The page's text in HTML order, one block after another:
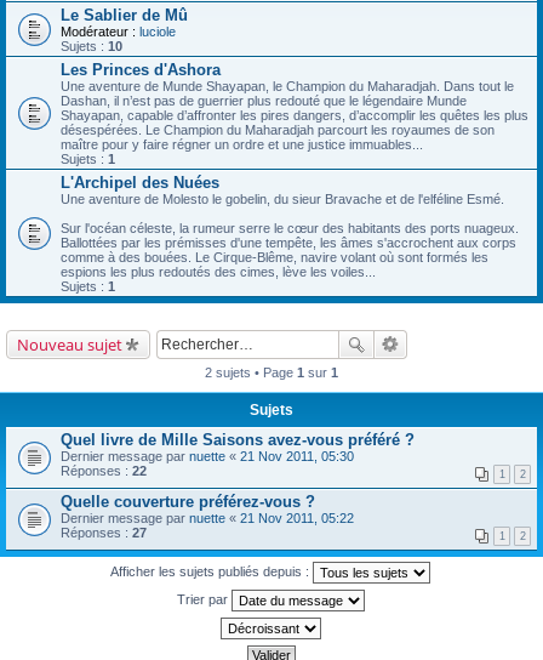
Le Sablier de Mû
Modérateur : luciole
Sujets : 10
Les Princes d'Ashora
Une aventure de Munde Shayapan, le Champion du Maharadjah. Dans tout le
Dashan, il n’est pas de guerrier plus redouté que le légendaire Munde
Shayapan, capable d’affronter les pires dangers, d’accomplir les quêtes les plus
désespérées. Le Champion du Maharadjah parcourt les royaumes de son
maître pour y faire régner un ordre et une justice immuables...
Sujets : 1
L'Archipel des Nuées
Une aventure de Molesto le gobelin, du sieur Bravache et de l'elféline Esmé.
Sur l'océan céleste, la rumeur serre le cœur des habitants des ports nuageux.
Ballottées par les prémisses d'une tempête, les âmes s'accrochent aux corps
comme à des bouées. Le Cirque-Blême, navire volant où sont formés les
espions les plus redoutés des cimes, lève les voiles...
Sujets : 1
Nouveau sujet
2 sujets • Page 1 sur 1
Sujets
Quel livre de Mille Saisons avez-vous préféré ?
Dernier message par nuette « 21 Nov 2011, 05:30
Réponses : 22 1 2
Quelle couverture préférez-vous ?
Dernier message par nuette « 21 Nov 2011, 05:22
Réponses : 27 1 2
Afficher les sujets publiés depuis :
Trier par